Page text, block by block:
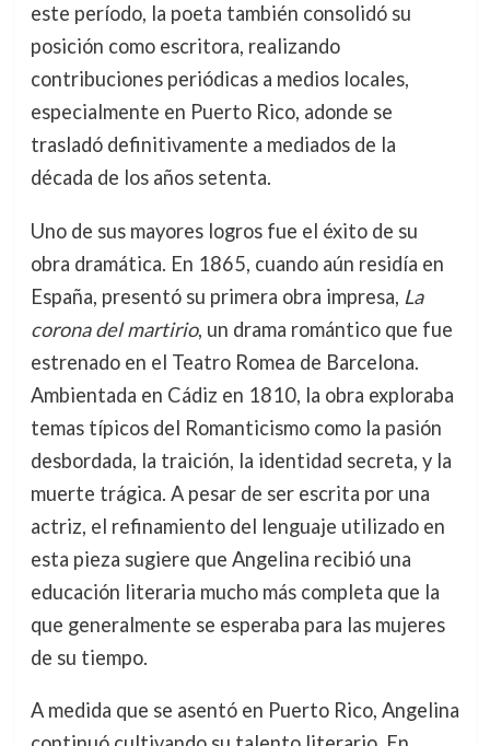
este período, la poeta también consolidó su
posición como escritora, realizando
contribuciones periódicas a medios locales,
especialmente en Puerto Rico, adonde se
trasladó definitivamente a mediados de la
década de los años setenta.
Uno de sus mayores logros fue el éxito de su
obra dramática. En 1865, cuando aún residía en
España, presentó su primera obra impresa, La
corona del martirio, un drama romántico que fue
estrenado en el Teatro Romea de Barcelona.
Ambientada en Cádiz en 1810, la obra exploraba
temas típicos del Romanticismo como la pasión
desbordada, la traición, la identidad secreta, y la
muerte trágica. A pesar de ser escrita por una
actriz, el refinamiento del lenguaje utilizado en
esta pieza sugiere que Angelina recibió una
educación literaria mucho más completa que la
que generalmente se esperaba para las mujeres
de su tiempo.
A medida que se asentó en Puerto Rico, Angelina